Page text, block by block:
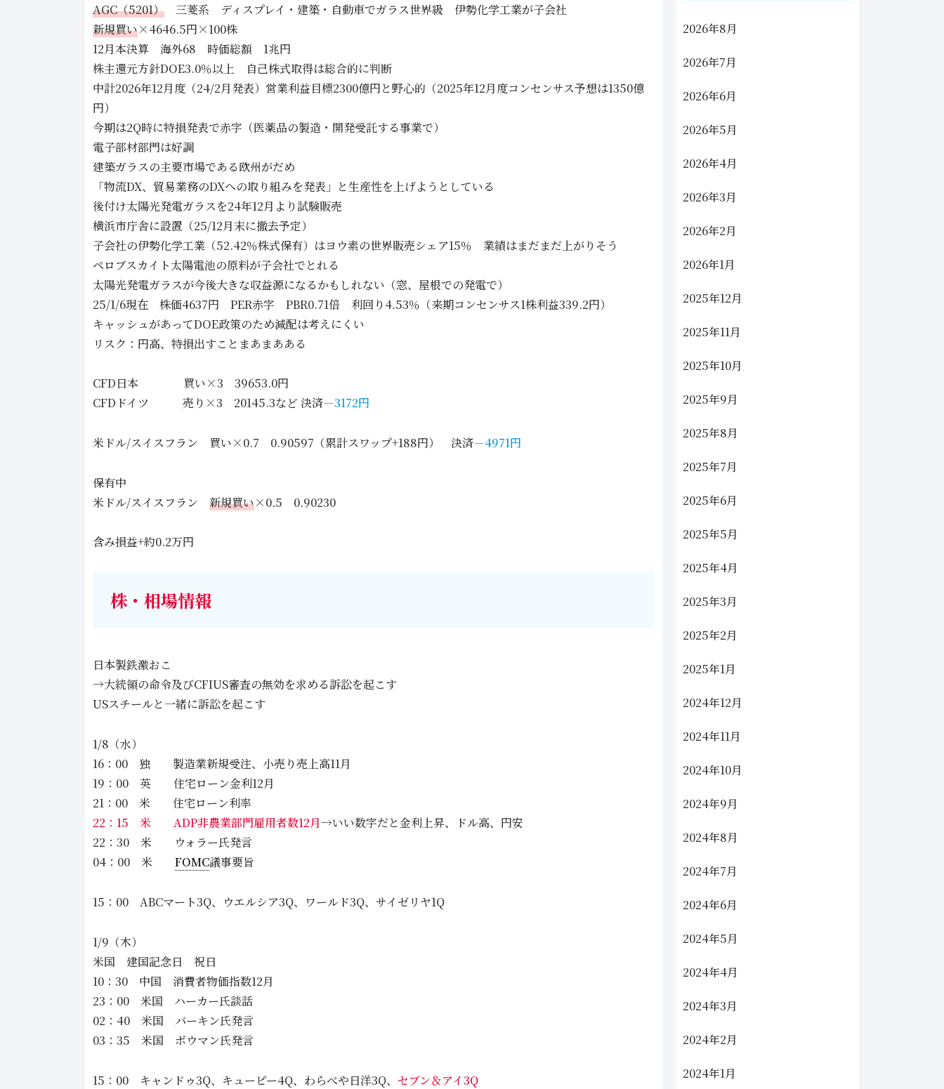
AGC（5201） 三菱系 ディスプレイ・建築・自動車でガラス世界級 伊勢化学工業が子会社
新規買い×4646.5円×100株
12月本決算 海外68 時価総額 1兆円
株主還元方針DOE3.0％以上 自己株式取得は総合的に判断
中計2026年12月度（24/2月発表）営業利益目標2300億円と野心的（2025年12月度コンセンサス予想は1350億
円）
今期は2Q時に特損発表で赤字（医薬品の製造・開発受託する事業で）
電子部材部門は好調
建築ガラスの主要市場である欧州がだめ
「物流DX、貿易業務のDXへの取り組みを発表」と生産性を上げようとしている
後付け太陽光発電ガラスを24年12月より試験販売
横浜市庁舎に設置（25/12月末に撤去予定）
子会社の伊勢化学工業（52.42％株式保有）はヨウ素の世界販売シェア15％ 業績はまだまだ上がりそう
ペロブスカイト太陽電池の原料が子会社でとれる
太陽光発電ガラスが今後大きな収益源になるかもしれない（窓、屋根での発電で）
25/1/6現在 株価4637円 PER赤字 PBR0.71倍 利回り4.53％（来期コンセンサス1株利益339.2円）
キャッシュがあってDOE政策のため減配は考えにくい
リスク：円高、特損出すことまあまあある
CFD日本 買い×3 39653.0円
CFDドイツ 売り×3 20145.3など 決済－3172円
米ドル/スイスフラン 買い×0.7 0.90597（累計スワップ+188円） 決済－4971円
保有中
米ドル/スイスフラン 新規買い×0.5 0.90230
含み損益+約0.2万円
株・相場情報
日本製鉄激おこ
→大統領の命令及びCFIUS審査の無効を求める訴訟を起こす
USスチールと一緒に訴訟を起こす
1/8（水）
16：00 独 製造業新規受注、小売り売上高11月
19：00 英 住宅ローン金利12月
21：00 米 住宅ローン利率
22：15 米 ADP非農業部門雇用者数12月→いい数字だと金利上昇、ドル高、円安
22：30 米 ウォラー氏発言
04：00 米 FOMC議事要旨
15：00 ABCマート3Q、ウエルシア3Q、ワールド3Q、サイゼリヤ1Q
1/9（木）
米国 建国記念日 祝日
10：30 中国 消費者物価指数12月
23：00 米国 ハーカー氏談話
02：40 米国 バーキン氏発言
03：35 米国 ボウマン氏発言
15：00 キャンドゥ3Q、キューピー4Q、わらべや日洋3Q、 セブン＆アイ3Q
2026年8月
2026年7月
2026年6月
2026年5月
2026年4月
2026年3月
2026年2月
2026年1月
2025年12月
2025年11月
2025年10月
2025年9月
2025年8月
2025年7月
2025年6月
2025年5月
2025年4月
2025年3月
2025年2月
2025年1月
2024年12月
2024年11月
2024年10月
2024年9月
2024年8月
2024年7月
2024年6月
2024年5月
2024年4月
2024年3月
2024年2月
2024年1月